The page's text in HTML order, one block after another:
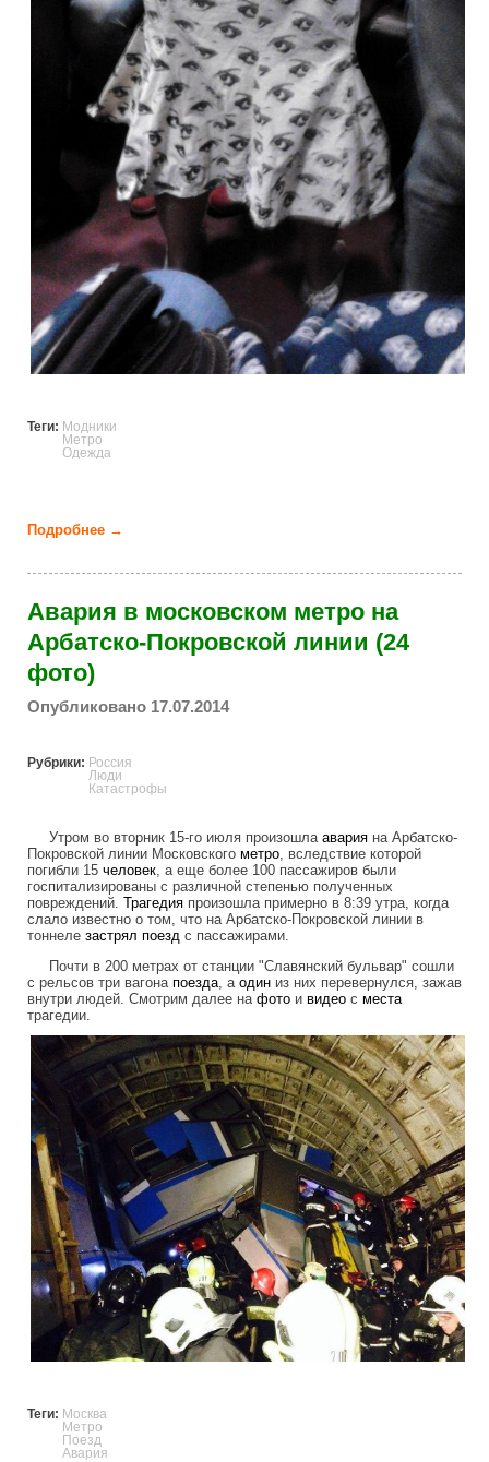
Теги: Модники
Метро
Одежда
Подробнее →
Авария в московском метро на
Арбатско-Покровской линии (24
фото)
Опубликовано 17.07.2014
Рубрики: Россия
Люди
Катастрофы
Утром во вторник 15-го июля произошла авария на Арбатско-
Покровской линии Московского метро, вследствие которой
погибли 15 человек, а еще более 100 пассажиров были
госпитализированы с различной степенью полученных
повреждений. Трагедия произошла примерно в 8:39 утра, когда
слало известно о том, что на Арбатско-Покровской линии в
тоннеле застрял поезд с пассажирами.
Почти в 200 метрах от станции "Славянский бульвар" сошли
с рельсов три вагона поезда, а один из них перевернулся, зажав
внутри людей. Смотрим далее на фото и видео с места
трагедии.
Теги: Москва
Метро
Поезд
Авария